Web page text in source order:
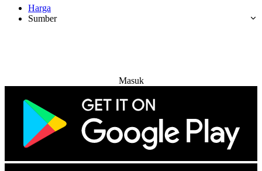
Harga
Sumber
Masuk